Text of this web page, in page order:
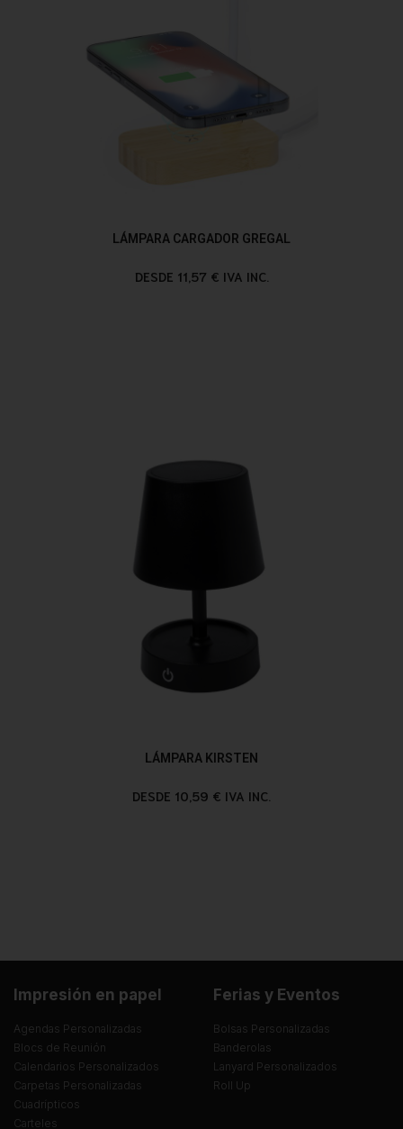
LÁMPARA CARGADOR GREGAL
DESDE 11,57 € IVA INC.
LÁMPARA KIRSTEN
DESDE 10,59 € IVA INC.
Impresión en papel
Agendas Personalizadas
Blocs de Reunión
Calendarios Personalizados
Carpetas Personalizadas
Cuadrípticos
Carteles
Ferias y Eventos
Bolsas Personalizadas
Banderolas
Lanyard Personalizados
Roll Up